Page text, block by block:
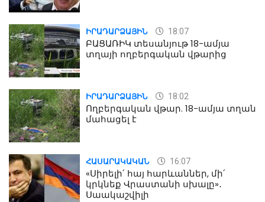
ԻՐԱԴԱՐՁԱՅԻՆ 18:07
ԲԱՑԱՌԻԿ տեսանյութ 18-ամյա
տղայի ողբերգական վթարից
ԻՐԱԴԱՐՁԱՅԻՆ 18:02
Ողբերգական վթար. 18-ամյա տղան
մահացել է
ՀԱՍԱՐԱԿԱԿԱՆ 16:07
«Սիրելի՛ հայ հարևաններ, մի՛
կրկնեք Վրաստանի սխալը»․
Սաակաշվիլի